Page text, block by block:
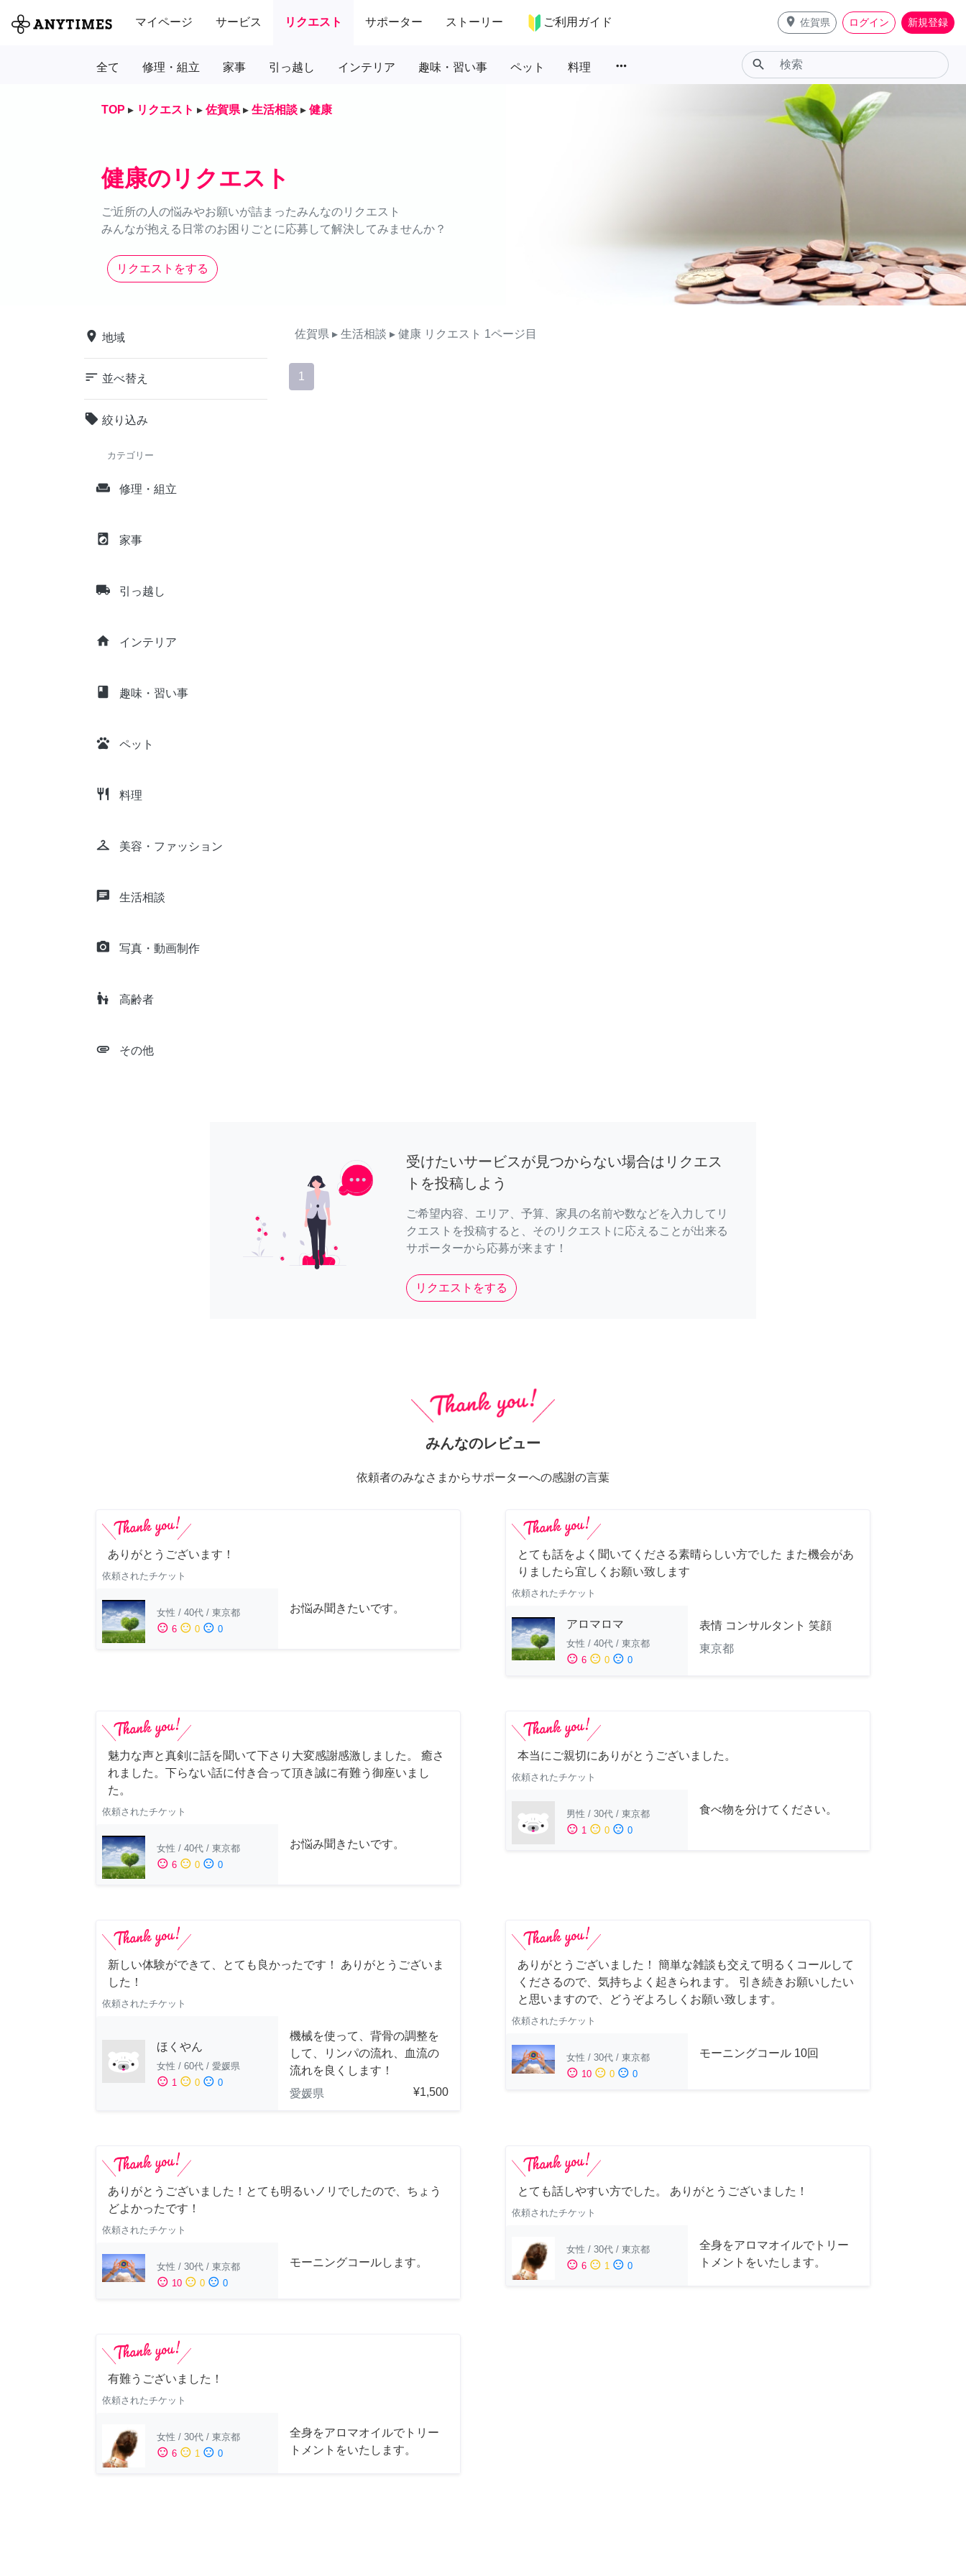
マイページ サービス リクエスト サポーター ストーリー ご利用ガイド place 佐賀県 ログイン 新規登録
全て 修理・組立 家事 引っ越し インテリア 趣味・習い事 ペット 料理 more_horiz search
TOP ▸ リクエスト ▸ 佐賀県 ▸ 生活相談 ▸ 健康
健康のリクエスト
ご近所の人の悩みやお願いが詰まったみんなのリクエスト
みんなが抱える日常のお困りごとに応募して解決してみませんか？
リクエストをする
place 地域
sort 並べ替え
local_offer 絞り込み
カテゴリー
weekend 修理・組立
local_laundry_service 家事
local_shipping 引っ越し
home インテリア
class 趣味・習い事
pets ペット
restaurant 料理
checkroom 美容・ファッション
chat 生活相談
camera_alt 写真・動画制作
escalator_warning 高齢者
attachment その他
佐賀県 ▸ 生活相談 ▸ 健康 リクエスト 1ページ目
1
受けたいサービスが見つからない場合はリクエス
トを投稿しよう
ご希望内容、エリア、予算、家具の名前や数などを入力してリ
クエストを投稿すると、そのリクエストに応えることが出来る
サポーターから応募が来ます！
リクエストをする
みんなのレビュー
依頼者のみなさまからサポーターへの感謝の言葉
ありがとうございます！
依頼されたチケット
女性 / 40代 / 東京都
sentiment_satisfied 6 sentiment_neutral 0 sentiment_dissatisfied 0
お悩み聞きたいです。
とても話をよく聞いてくださる素晴らしい方でした また機会があ
りましたら宜しくお願い致します
依頼されたチケット
アロマロマ
女性 / 40代 / 東京都
sentiment_satisfied 6 sentiment_neutral 0 sentiment_dissatisfied 0
表情 コンサルタント 笑顔
東京都
魅力な声と真剣に話を聞いて下さり大変感謝感激しました。 癒さ
れました。下らない話に付き合って頂き誠に有難う御座いまし
た。
依頼されたチケット
女性 / 40代 / 東京都
sentiment_satisfied 6 sentiment_neutral 0 sentiment_dissatisfied 0
お悩み聞きたいです。
本当にご親切にありがとうございました。
依頼されたチケット
男性 / 30代 / 東京都
sentiment_satisfied 1 sentiment_neutral 0 sentiment_dissatisfied 0
食べ物を分けてください。
新しい体験ができて、とても良かったです！ ありがとうございま
した！
依頼されたチケット
ほくやん
女性 / 60代 / 愛媛県
sentiment_satisfied 1 sentiment_neutral 0 sentiment_dissatisfied 0
機械を使って、背骨の調整を
して、リンパの流れ、血流の
流れを良くします！
愛媛県
¥1,500
ありがとうございました！ 簡単な雑談も交えて明るくコールして
くださるので、気持ちよく起きられます。 引き続きお願いしたい
と思いますので、どうぞよろしくお願い致します。
依頼されたチケット
女性 / 30代 / 東京都
sentiment_satisfied 10 sentiment_neutral 0 sentiment_dissatisfied 0
モーニングコール 10回
ありがとうございました！とても明るいノリでしたので、ちょう
どよかったです！
依頼されたチケット
女性 / 30代 / 東京都
sentiment_satisfied 10 sentiment_neutral 0 sentiment_dissatisfied 0
モーニングコールします。
とても話しやすい方でした。 ありがとうございました！
依頼されたチケット
女性 / 30代 / 東京都
sentiment_satisfied 6 sentiment_neutral 1 sentiment_dissatisfied 0
全身をアロマオイルでトリー
トメントをいたします。
有難うございました！
依頼されたチケット
女性 / 30代 / 東京都
sentiment_satisfied 6 sentiment_neutral 1 sentiment_dissatisfied 0
全身をアロマオイルでトリー
トメントをいたします。